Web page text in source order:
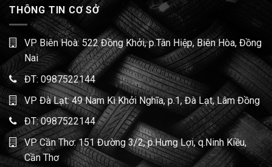
THÔNG TIN CƠ SỞ
VP Biên Hoà: 522 Đồng Khởi, p.Tân Hiệp, Biên Hòa, Đồng
Nai
ĐT: 0987522144
VP Đà Lạt: 49 Nam Kì Khởi Nghĩa, p.1, Đà Lạt, Lâm Đồng
ĐT:0987522144
VP Cần Thơ: 151 Đường 3/2, p.Hưng Lợi, q.Ninh Kiều,
Cần Thơ